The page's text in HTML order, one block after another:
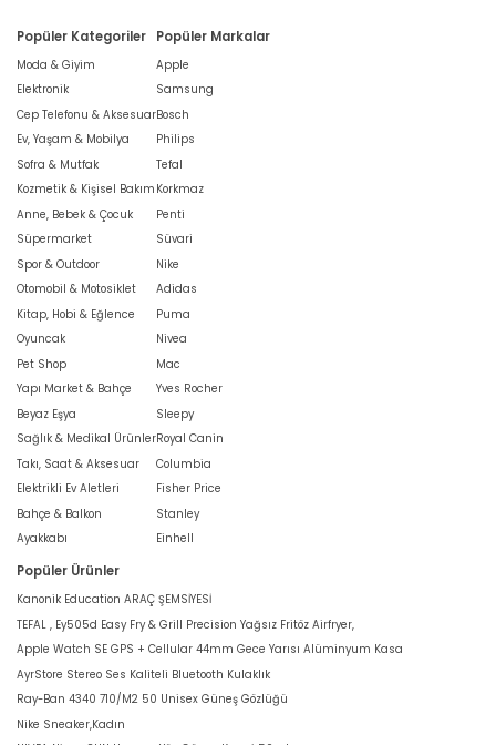
Popüler Kategoriler
Moda & Giyim
Elektronik
Cep Telefonu & Aksesuar
Ev, Yaşam & Mobilya
Sofra & Mutfak
Kozmetik & Kişisel Bakım
Anne, Bebek & Çocuk
Süpermarket
Spor & Outdoor
Otomobil & Motosiklet
Kitap, Hobi & Eğlence
Oyuncak
Pet Shop
Yapı Market & Bahçe
Beyaz Eşya
Sağlık & Medikal Ürünler
Takı, Saat & Aksesuar
Elektrikli Ev Aletleri
Bahçe & Balkon
Ayakkabı
Popüler Markalar
Apple
Samsung
Bosch
Philips
Tefal
Korkmaz
Penti
Süvari
Nike
Adidas
Puma
Nivea
Mac
Yves Rocher
Sleepy
Royal Canin
Columbia
Fisher Price
Stanley
Einhell
Popüler Ürünler
Kanonik Education ARAÇ ŞEMSİYESİ
TEFAL , Ey505d Easy Fry & Grill Precision Yağsız Fritöz Airfryer,
Apple Watch SE GPS + Cellular 44mm Gece Yarısı Alüminyum Kasa
AyrStore Stereo Ses Kaliteli Bluetooth Kulaklık
Ray-Ban 4340 710/M2 50 Unisex Güneş Gözlüğü
Nike Sneaker,Kadın